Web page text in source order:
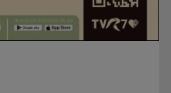
lecția 4 / VIDEO